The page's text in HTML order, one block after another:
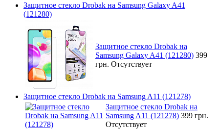
Защитное стекло Drobak на Samsung Galaxy A41
(121280)
Защитное стекло Drobak на
Samsung Galaxy A41 (121280) 399
грн. Отсутствует
Защитное стекло Drobak на Samsung A11 (121278)
Защитное стекло Drobak на
Samsung A11 (121278) 399 грн.
Отсутствует